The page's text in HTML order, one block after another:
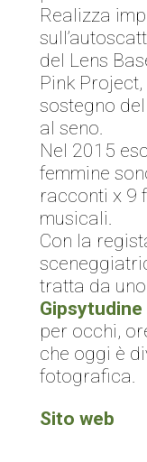
Realizza
del Lens
Pink
sostegno
al seno.
Nel 2015
femmine
racconti x 9
musicali.
Con la
tratta da
Gipsytudine
per occhi,
che oggi è
fotografica.
Sito web